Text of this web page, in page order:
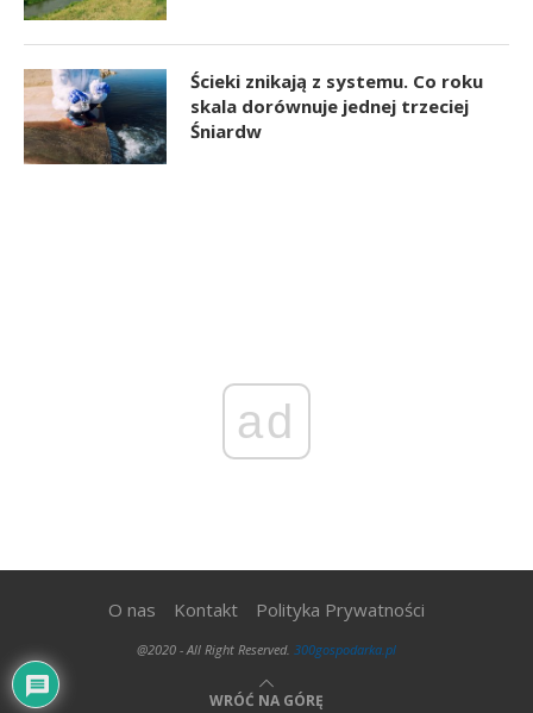
Ścieki znikają z systemu. Co roku
skala dorównuje jednej trzeciej
Śniardw
ad
O nas Kontakt Polityka Prywatności
@2020 - All Right Reserved. 300gospodarka.pl
WRÓĆ NA GÓRĘ